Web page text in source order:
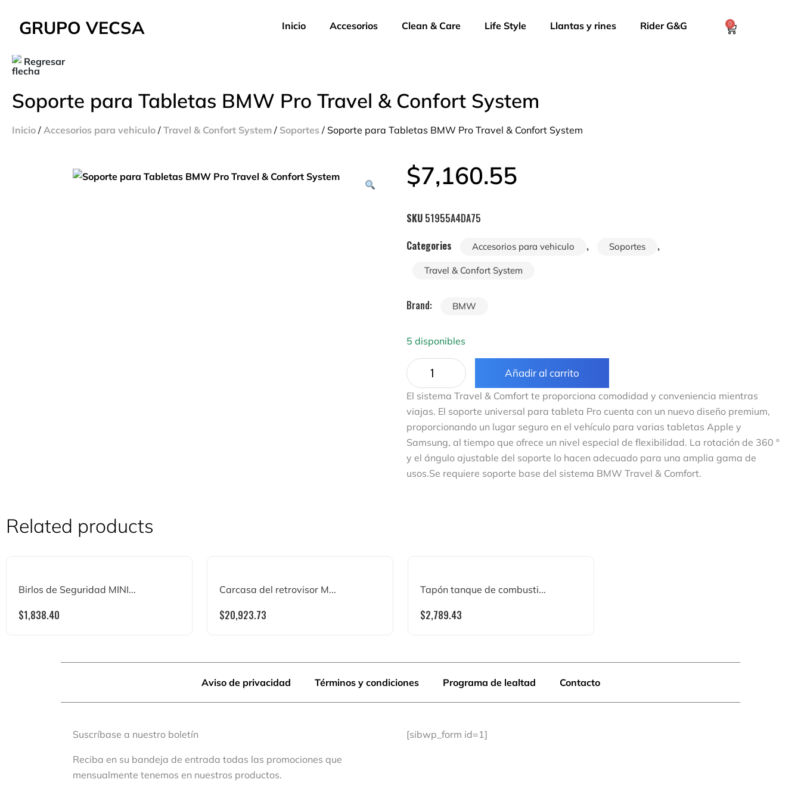
GRUPO VECSA Inicio Accesorios Clean & Care Life Style Llantas y rines Rider G&G 0
Regresar
Soporte para Tabletas BMW Pro Travel & Confort System
Inicio / Accesorios para vehiculo / Travel & Confort System / Soportes / Soporte para Tabletas BMW Pro Travel & Confort System
$7,160.55
SKU 51955A4DA75
Categories
Accesorios para vehiculo , Soportes ,
Travel & Confort System
Brand: BMW
5 disponibles
Añadir al carrito
El sistema Travel & Comfort te proporciona comodidad y conveniencia mientras
viajas. El soporte universal para tableta Pro cuenta con un nuevo diseño premium,
proporcionando un lugar seguro en el vehículo para varias tabletas Apple y
Samsung, al tiempo que ofrece un nivel especial de flexibilidad. La rotación de 360 °
y el ángulo ajustable del soporte lo hacen adecuado para una amplia gama de
usos.Se requiere soporte base del sistema BMW Travel & Comfort.
Related products
Birlos de Seguridad MINI...
$1,838.40
Carcasa del retrovisor M...
$20,923.73
Tapón tanque de combusti...
$2,789.43
Aviso de privacidad Términos y condiciones Programa de lealtad Contacto
Suscríbase a nuestro boletín
Reciba en su bandeja de entrada todas las promociones que
mensualmente tenemos en nuestros productos.
[sibwp_form id=1]